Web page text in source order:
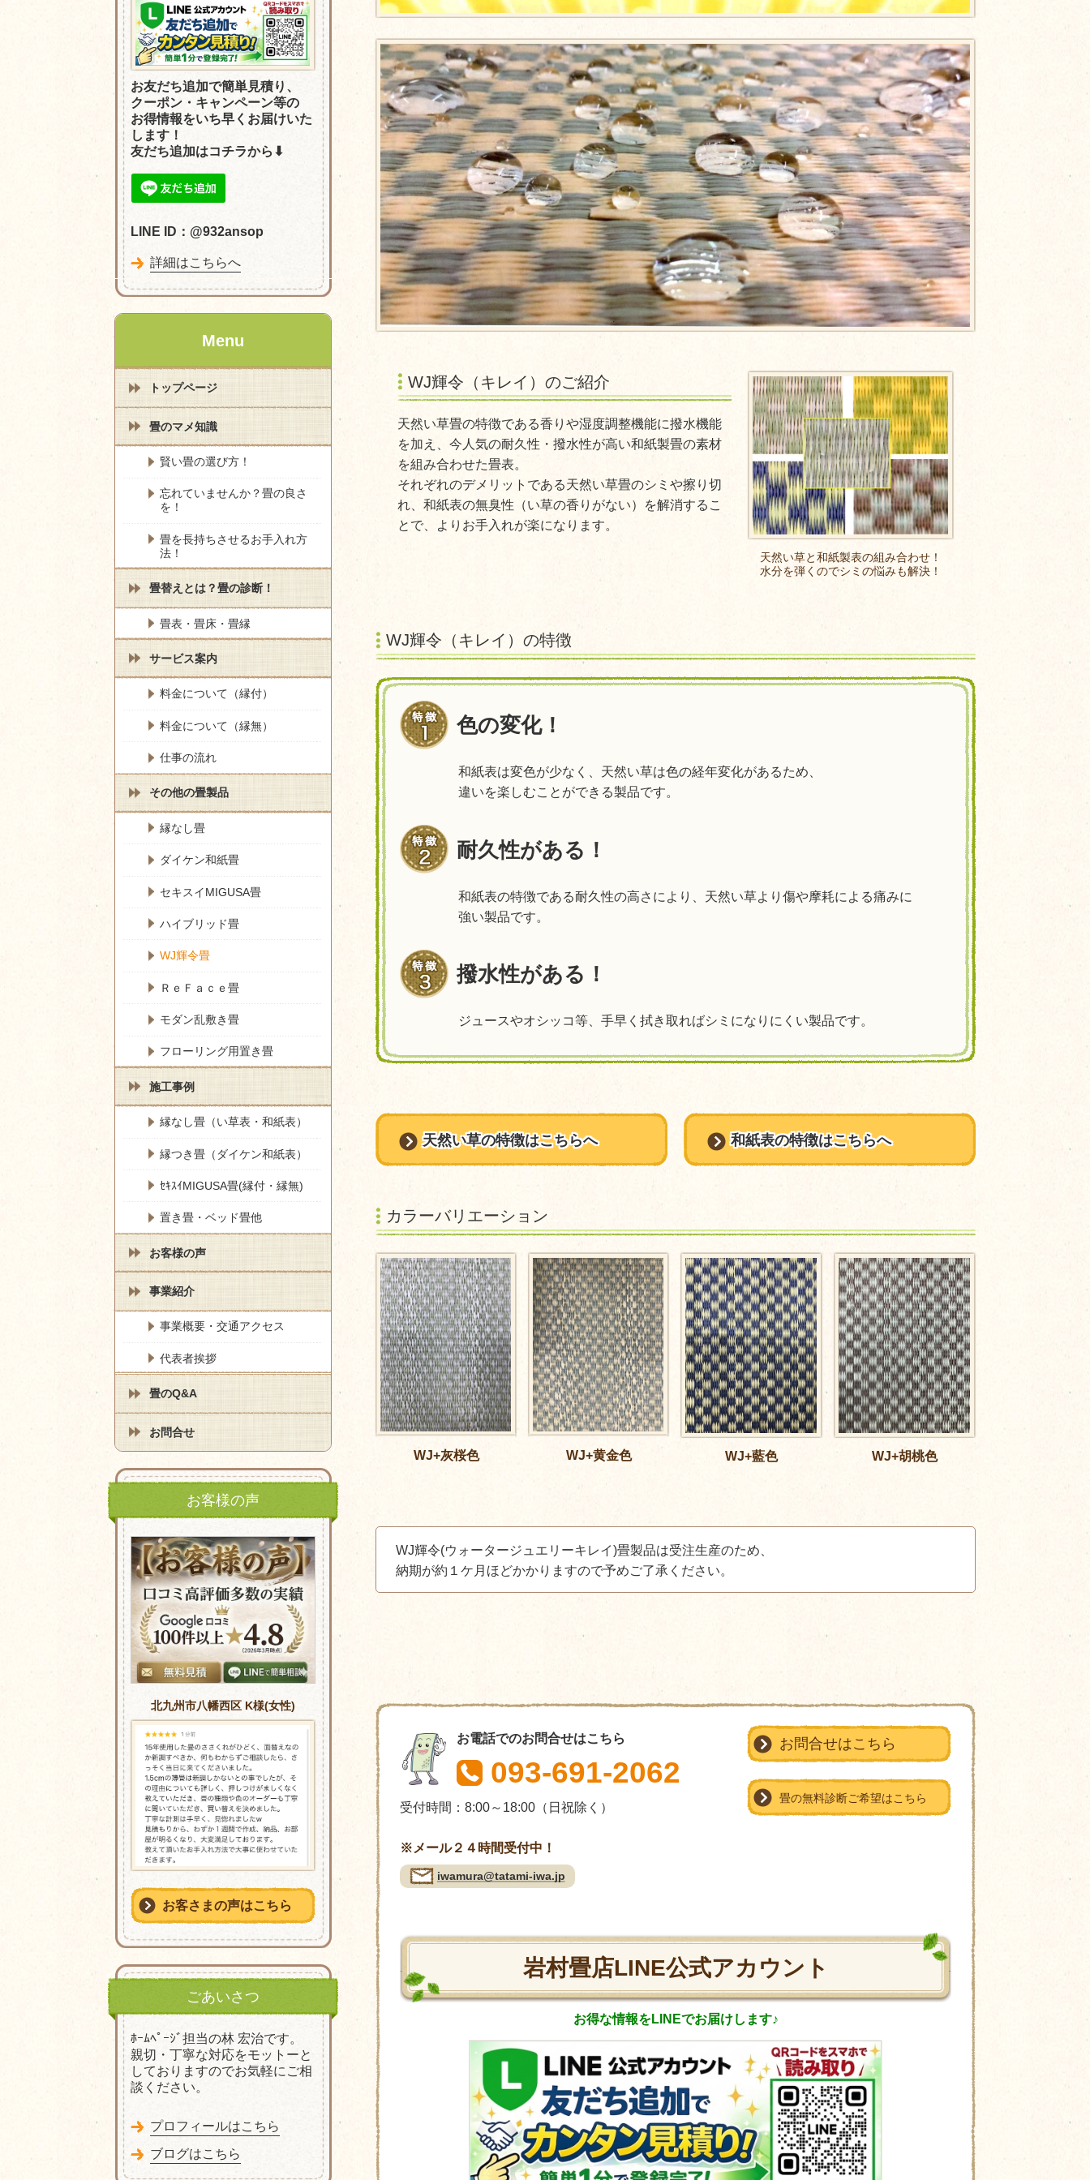
天然い草と和紙製表の組み合わせ！
水分を弾くのでシミの悩みも解決！
WJ輝令（キレイ）のご紹介
天然い草畳の特徴である香りや湿度調整機能に撥水機能
を加え、今人気の耐久性・撥水性が高い和紙製畳の素材
を組み合わせた畳表。
それぞれのデメリットである天然い草畳のシミや擦り切
れ、和紙表の無臭性（い草の香りがない）を解消するこ
とで、よりお手入れが楽になります。
WJ輝令（キレイ）の特徴
色の変化！
和紙表は変色が少なく、天然い草は色の経年変化があるため、
違いを楽しむことができる製品です。
耐久性がある！
和紙表の特徴である耐久性の高さにより、天然い草より傷や摩耗による痛みに
強い製品です。
撥水性がある！
ジュースやオシッコ等、手早く拭き取ればシミになりにくい製品です。
天然い草の特徴はこちらへ 和紙表の特徴はこちらへ
カラーバリエーション
WJ+灰桜色 WJ+黄金色 WJ+藍色 WJ+胡桃色
WJ輝令(ウォータージュエリーキレイ)畳製品は受注生産のため、
納期が約１ケ月ほどかかりますので予めご了承ください。
お問合せはこちら
畳の無料診断ご希望はこちら
お電話でのお問合せはこちら
093-691-2062
受付時間：8:00～18:00（日祝除く）
※メール２４時間受付中！
iwamura@tatami-iwa.jp
岩村畳店LINE公式アカウント
お得な情報をLINEでお届けします♪
お友だち追加で簡単見積り、
クーポン・ キャンペーン等の
お得情報をいち早くお届けいた
します！
友だち追加はコチラから⬇︎
LINE ID：@932ansop
詳細はこちらへ
Menu
トップページ
畳のマメ知識
賢い畳の選び方！
忘れていませんか？畳の良さ
を！
畳を長持ちさせるお手入れ方
法！
畳替えとは？畳の診断！
畳表・畳床・畳縁
サービス案内
料金について（縁付）
料金について（縁無）
仕事の流れ
その他の畳製品
縁なし畳
ダイケン和紙畳
セキスイMIGUSA畳
ハイブリッド畳
WJ輝令畳
ＲｅＦａｃｅ畳
モダン乱敷き畳
フローリング用置き畳
施工事例
縁なし畳（い草表・和紙表）
縁つき畳（ダイケン和紙表）
ｾｷｽｲMIGUSA畳(縁付・縁無)
置き畳・ベッド畳他
お客様の声
事業紹介
事業概要・交通アクセス
代表者挨拶
畳のQ&A
お問合せ
お客様の声
北九州市八幡西区 K様(女性)
お客さまの声はこちら
ごあいさつ
ﾎｰﾑﾍﾟｰｼﾞ担当の林 宏治です。
親切・丁寧な対応をモットーと
しておりますのでお気軽にご相
談ください。
プロフィールはこちら
ブログはこちら